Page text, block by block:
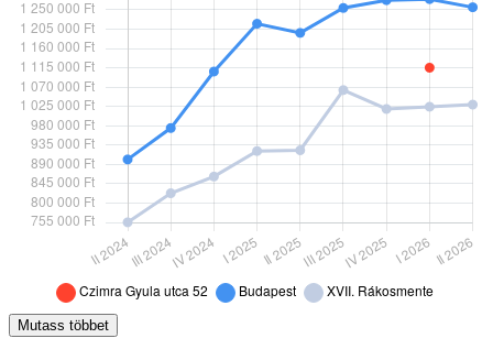
Mutass többet